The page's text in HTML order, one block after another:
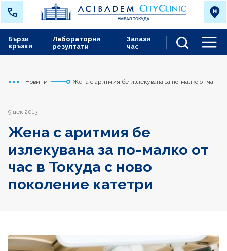
Лабораторни
резултати
Запази
час
Бързи
връзки
Начало
Токуда
Новини
Жена с аритмия бе излекувана за по-малко от час
9 дек 2013
Жена с аритмия бе
излекувана за по-малко от
час в Токуда с ново
поколение катетри